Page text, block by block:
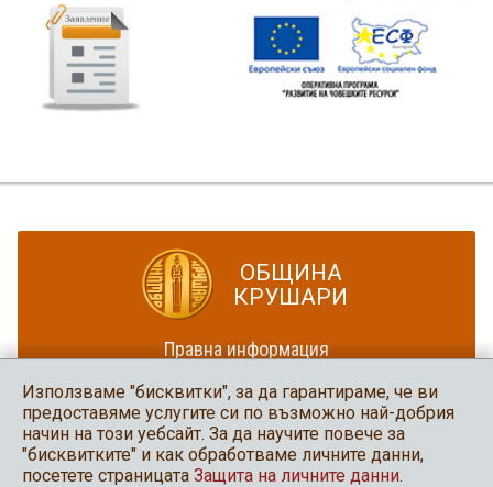
ОБЩИНА
КРУШАРИ
Правна информация
Карта на сайта
Община Крушари
в социалните мрежи
Използваме "бисквитки", за да гарантираме, че ви
предоставяме услугите си по възможно най-добрия
начин на този уебсайт. За да научите повече за
"бисквитките" и как обработваме личните данни,
посетете страницата Защита на личните данни.